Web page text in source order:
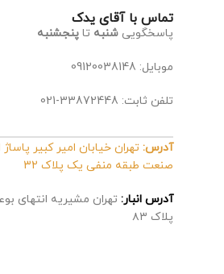
تماس با آقای یدک
پاسخگویی شنبه تا پنجشنبه
موبایل: 09120038148
تلفن ثابت: 33872448-021
آدرس: تهران خیابان امیر کبیر پاساژ
صنعت طبقه منفی یک پلاک 32
آدرس انبار: تهران مشیریه انتهای
پلاک ۸۳